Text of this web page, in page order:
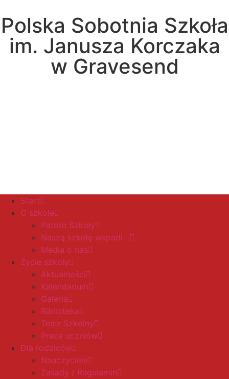
Polska Sobotnia Szkoła
im. Janusza Korczaka
w Gravesend
Start
O szkole
Patron Szkoły
Naszą szkołę wsparli…
Media o nas
Życie szkoły
Aktualności
Kalendarium
Galeria
Biblioteka
Teatr Szkolny
Prace uczniów
Dla rodziców
Nauczyciele
Zasady / Regulamin